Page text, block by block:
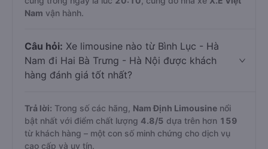
Nam vận hành.
Câu hỏi: Xe limousine nào từ Bình Lục - Hà
Nam đi Hai Bà Trưng - Hà Nội được khách
hàng đánh giá tốt nhất?
Trả lời: Trong số các hãng, Nam Định Limousine nổi
bật nhất với điểm chất lượng 4.8/5 dựa trên hơn 159
từ khách hàng – một con số minh chứng cho dịch vụ
cao cấp và uy tín.